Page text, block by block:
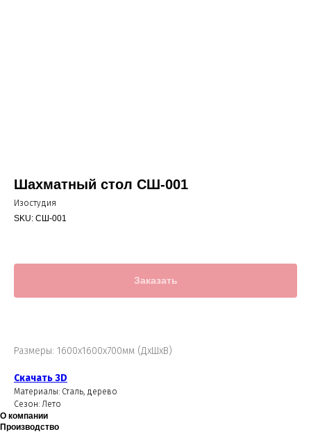
Шахматный стол СШ-001
Изостудия
SKU: СШ-001
Заказать
Размеры: 1600х1600х700мм (ДхШхВ)
Скачать 3D
Материалы: Сталь, дерево
Сезон: Лето
О компании
Производство